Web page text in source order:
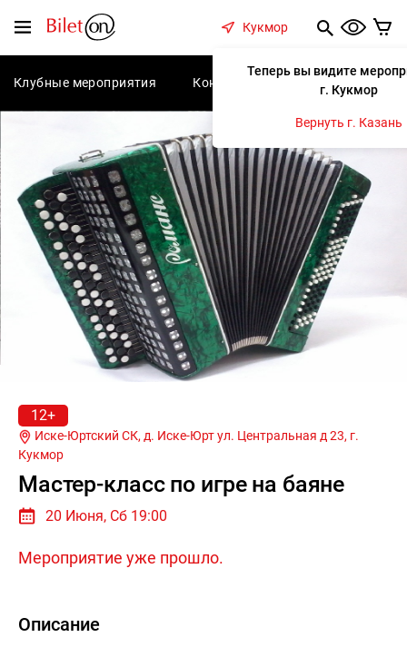
Меню
Кукмор
Теперь вы видите
г. Кукмор
Вернуть г. Казань
Клубные мероприятия Концерты Спектакли
12+
Иске-Юртский СК, д. Иске-Юрт ул. Центральная д 23, г.
Кукмор
Мастер-класс по игре на баяне
20 Июня, Сб 19:00
Мероприятие уже прошло.
Описание